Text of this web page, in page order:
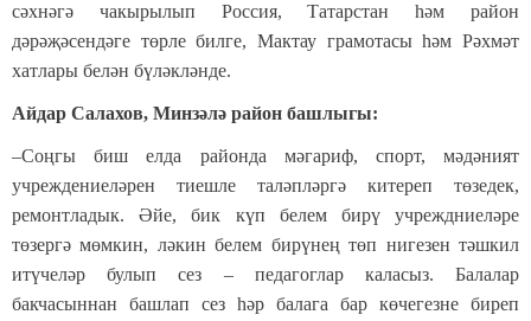
сәхнәгә чакырылып Россия, Татарстан һәм район
дәрәҗәсендәге төрле билге, Мактау грамотасы һәм Рәхмәт
хатлары белән бүләкләнде.
Айдар Салахов, Минзәлә район башлыгы:
–Соңгы биш елда районда мәгариф, спорт, мәдәният
учреждениеләрен тиешле таләпләргә китереп төзедек,
ремонтладык. Әйе, бик күп белем бирү учреждниеләре
төзергә мөмкин, ләкин белем бирүнең төп нигезен тәшкил
итүчеләр булып сез – педагоглар каласыз. Балалар
бакчасыннан башлап сез һәр балага бар көчегезне биреп